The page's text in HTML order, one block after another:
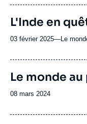
publication
URL
de
Spotify
L'Inde en
03 février 2025—Nom
journal,
ou
Le
Image
de
couverture
de
publication
Le monde
Date
publication
08 mars 2024